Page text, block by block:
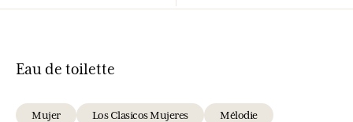
Eau de toilette
Mujer Los Clasicos Mujeres Mélodie